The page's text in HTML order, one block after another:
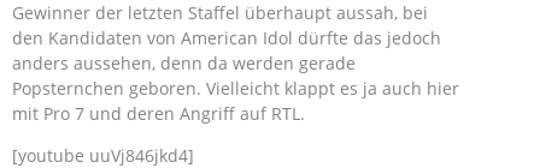
Gewinner der letzten Staffel überhaupt aussah, bei
den Kandidaten von American Idol dürfte das jedoch
anders aussehen, denn da werden gerade
Popsternchen geboren. Vielleicht klappt es ja auch hier
mit Pro 7 und deren Angriff auf RTL.
[youtube uuVj846jkd4]